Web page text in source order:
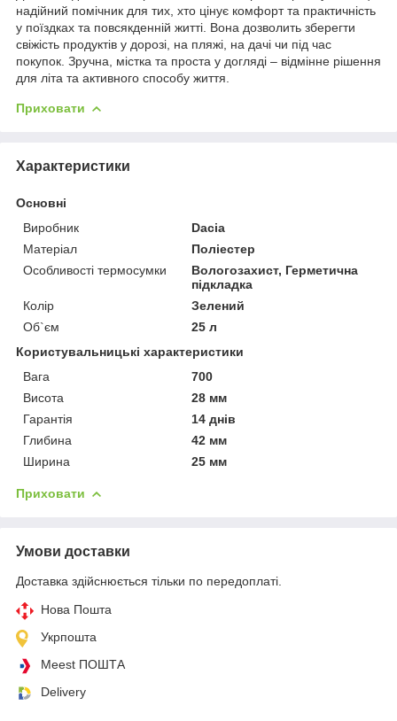
надійний помічник для тих, хто цінує комфорт та практичність
у поїздках та повсякденній житті. Вона дозволить зберегти
свіжість продуктів у дорозі, на пляжі, на дачі чи під час
покупок. Зручна, містка та проста у догляді – відмінне рішення
для літа та активного способу життя.
Приховати
Характеристики
Основні
Виробник
Dacia
Матеріал
Поліестер
Особливості термосумки
Вологозахист, Герметична
підкладка
Колір
Зелений
Об`єм
25 л
Користувальницькі характеристики
Вага
700
Висота
28 мм
Гарантія
14 днів
Глибина
42 мм
Ширина
25 мм
Приховати
Умови доставки
Доставка здійснюється тільки по передоплаті.
Нова Пошта
Укрпошта
Meest ПОШТА
Delivery